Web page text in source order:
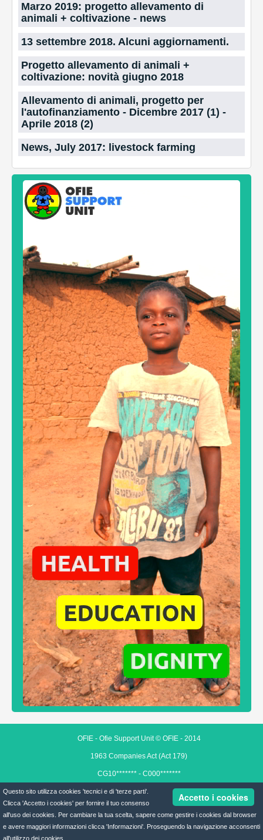
Marzo 2019: progetto allevamento di
animali + coltivazione - news
13 settembre 2018. Alcuni aggiornamenti.
Progetto allevamento di animali +
coltivazione: novità giugno 2018
Allevamento di animali, progetto per
l'autofinanziamento - Dicembre 2017 (1) -
Aprile 2018 (2)
News, July 2017: livestock farming
OFIE - Ofie Support Unit © OFIE - 2014
1963 Companies Act (Act 179)
CG10******* - C000*******
Disclaimer
Cookies
Accetto i cookies
Questo sito utilizza cookies 'tecnici e di 'terze parti'.
Clicca 'Accetto i cookies' per fornire il tuo consenso
all'uso dei cookies. Per cambiare la tua scelta, sapere come gestire i cookies dal browser
e avere maggiori informazioni clicca 'Informazioni'. Proseguendo la navigazione acconsenti
all'utilizzo dei cookies.